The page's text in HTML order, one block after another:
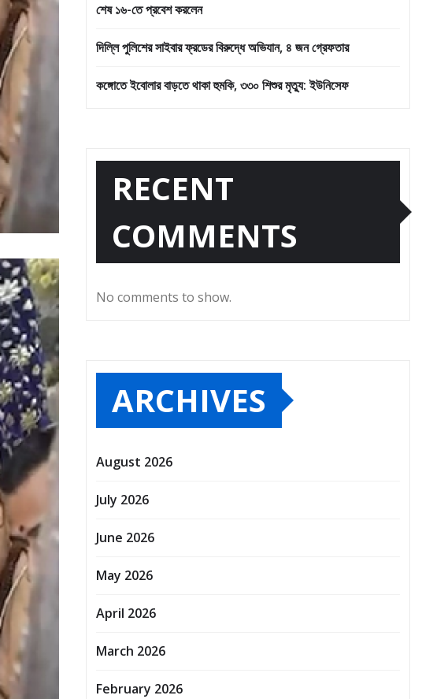
শেষ ১৬-তে প্রবেশ করলেন
দিল্লি পুলিশের সাইবার ফ্রডের বিরুদ্ধে অভিযান, ৪ জন গ্রেফতার
কঙ্গোতে ইবোলার বাড়তে থাকা হুমকি, ৩৩০ শিশুর মৃত্যু: ইউনিসেফ
RECENT
COMMENTS
No comments to show.
ARCHIVES
August 2026
July 2026
June 2026
May 2026
April 2026
March 2026
February 2026